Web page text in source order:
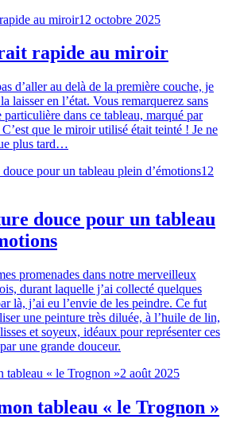
12 octobre 2025
rapide au miroir
d’aller au delà de la première couche, je
laisser en l’état. Vous remarquerez sans
particulière dans ce tableau, marqué par
que le miroir utilisé était teinté ! Je ne
plus tard…
12
douce pour un tableau
promenades dans notre merveilleux
durant laquelle j’ai collecté quelques
là, j’ai eu l’envie de les peindre. Ce fut
une peinture très diluée, à l’huile de lin,
et soyeux, idéaux pour représenter ces
une grande douceur.
2 août 2025
tableau « le Trognon »